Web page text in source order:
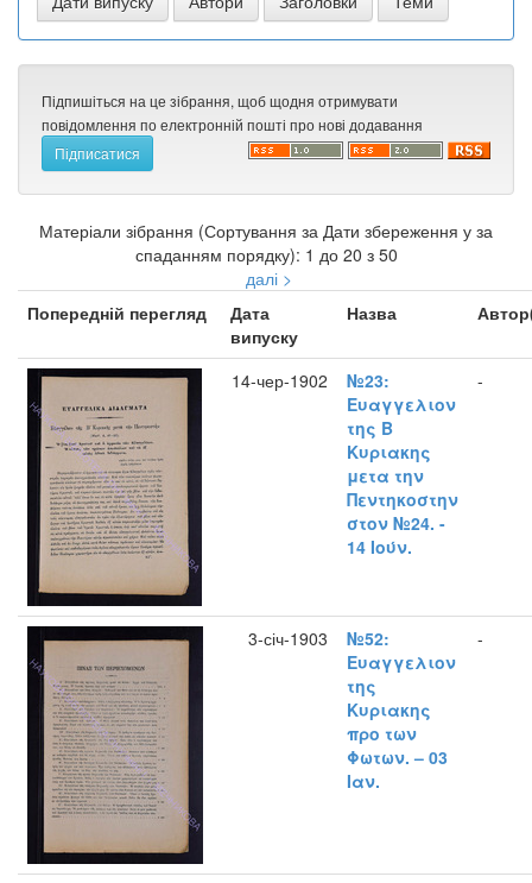
Підпишіться на це зібрання, щоб щодня отримувати
повідомлення по електронній пошті про нові додавання
Матеріали зібрання (Сортування за Дати збереження у за
спаданням порядку): 1 до 20 з 50
далі >
Попередній перегляд
Дата
випуску
Назва
14-чер-1902
№23:
Ευαγγελιον
της Β
Κυριακης
μετα την
Πεντηκοστην
στον №24. -
14 Ιούν.
-
3-січ-1903
№52:
Ευαγγελιον
της
Κυριακης
προ των
Φωτων. – 03
Ιαν.
-